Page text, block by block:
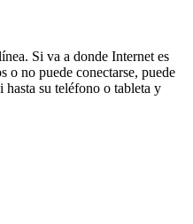
Si va a donde Internet es
o no puede conectarse, puede
hasta su teléfono o tableta y